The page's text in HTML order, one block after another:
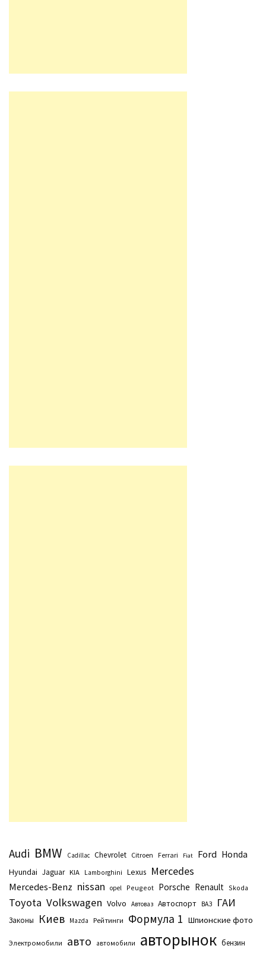
Audi BMW Cadillac Chevrolet Citroen Ferrari Fiat Ford Honda
Hyundai Jaguar KIA Lamborghini Lexus Mercedes
Mercedes-Benz nissan opel Peugeot Porsche Renault Skoda
Toyota Volkswagen Volvo Автоваз Автоспорт ВАЗ ГАИ
Законы Киев Маzda Рейтинги Формула 1 Шпионские фото
Электромобили авто автомобили авторынок бензин